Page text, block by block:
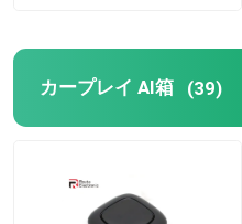
カープレイ AI箱 (39)